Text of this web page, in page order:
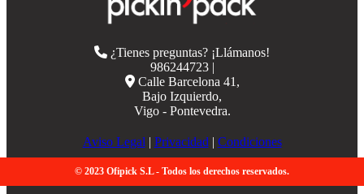
¿Tienes preguntas? ¡Llámanos!
986244723 |
Calle Barcelona 41,
Bajo Izquierdo,
Vigo - Pontevedra.
Aviso Legal | Privacidad | Condiciones
© 2023 Ofipick S.L - Todos los derechos reservados.